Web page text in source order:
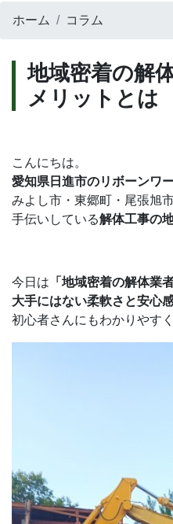
ホーム コラム
地域密着の解
メリットとは
こんにちは。
愛知県日進市のリボーンワ
みよし市・東郷町・尾張旭
手伝いしている解体工事の
今日は 「地域密着の解体業
大手にはない柔軟さと安心
初心者さんにもわかりやす
無料見積依頼